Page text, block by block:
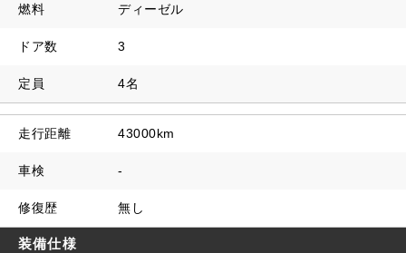
燃料 ディーゼル
ドア数 3
定員 4名
走行距離 43000km
車検 -
修復歴 無し
装備仕様